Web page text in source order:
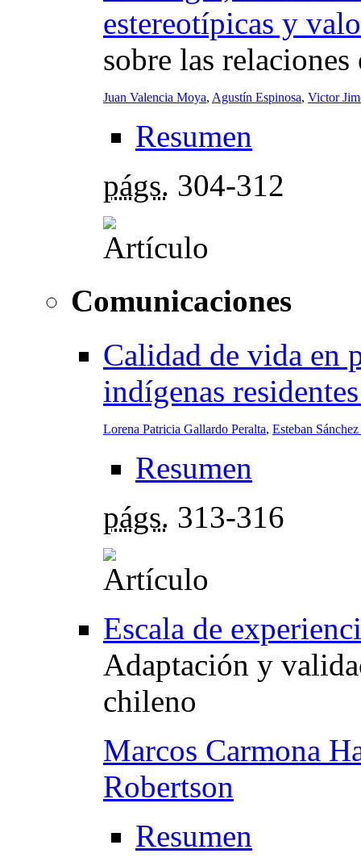
estereotípicas y
sobre las
Juan Valencia Moya, Agustín Espinosa, Victor
Resumen
págs. 304-312
Comunicaciones
Calidad de vida en
indígenas
Lorena Patricia Gallardo Peralta, Esteban
Resumen
págs. 313-316
Escala de
Adaptación y
chileno
Marcos Carmona
Robertson
Resumen